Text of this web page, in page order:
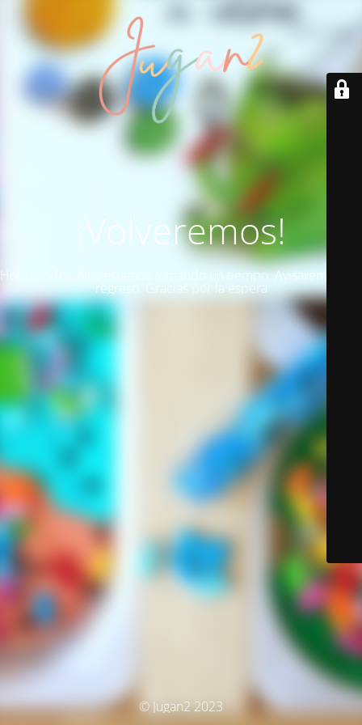
¡Volveremos!
Hola a todos, Nos estamos tomando un tiempo. Avisaremos del
regreso. Gracias por la espera
© Jugan2 2023